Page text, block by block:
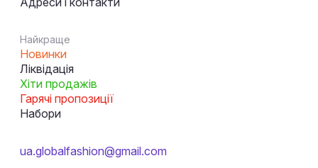
Найкраще
Новинки
Ліквідація
Хіти продажів
Гарячі пропозиції
Набори
ua.globalfashion@gmail.com